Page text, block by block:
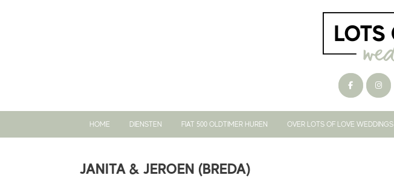
HOME DIENSTEN FIAT 500 OLDTIMER HUREN OVER LOTS OF LOVE WEDDINGS
JANITA & JEROEN (BREDA)